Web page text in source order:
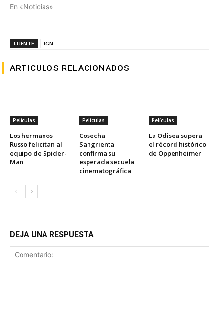
En «Noticias»
FUENTE IGN
ARTICULOS RELACIONADOS
Películas
Los hermanos
Russo felicitan al
equipo de Spider-
Man
Películas
Cosecha
Sangrienta
confirma su
esperada secuela
cinematográfica
Películas
La Odisea supera
el récord histórico
de Oppenheimer
DEJA UNA RESPUESTA